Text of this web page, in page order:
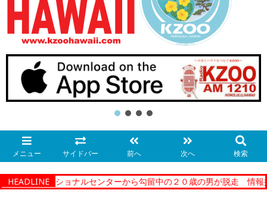
メニュー サイドバー 前へ 次へ 検索
HEADLINE
ィーコレクショナルセンターから勾留中の２０歳の男が脱走 情報提